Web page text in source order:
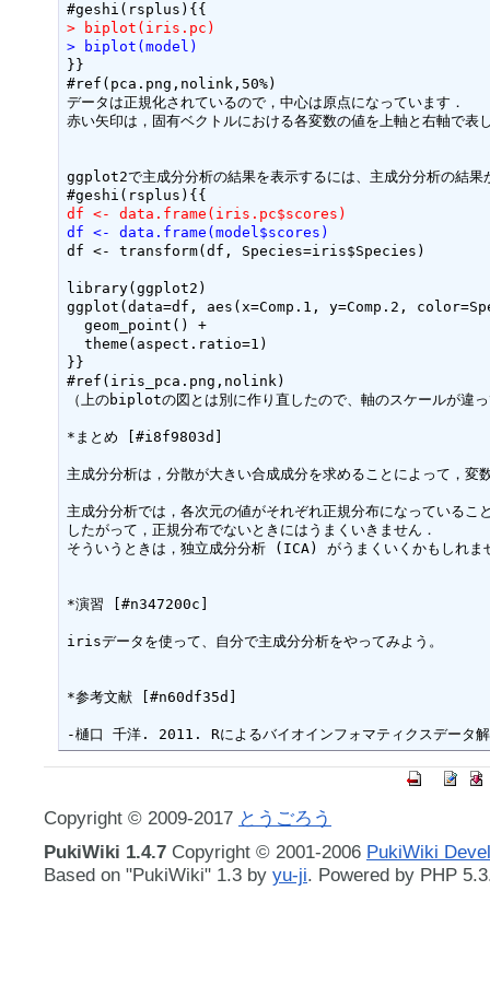
> biplot(iris.pc)
> biplot(model)
}}
#ref(pca.png,nolink,50%)
データは正規化されているので，中心は原点になっています．
赤い矢印は，固有ベクトルにおける各変数の値を上軸と右軸で表
ggplot2で主成分分析の結果を表示するには、主成分分析の結果
df <- data.frame(iris.pc$scores)
df <- data.frame(model$scores)
df <- transform(df, Species=iris$Species)
library(ggplot2)
ggplot(data=df, aes(x=Comp.1, y=Comp.2,
  geom_point() +
  theme(aspect.ratio=1)
}}
#ref(iris_pca.png,nolink)
（上のbiplotの図とは別に作り直したので、軸のスケールが違
*まとめ [#i8f9803d]
主成分分析は，分散が大きい合成成分を求めることによって，変
主成分分析では，各次元の値がそれぞれ正規分布になっている
したがって，正規分布でないときにはうまくいきません．
そういうときは，独立成分分析 (ICA) がうまくいくかもしれま
*演習 [#n347200c]
irisデータを使って、自分で主成分分析をやってみよう。
*参考文献 [#n60df35d]
Copyright © 2009-2017 とうごろう
PukiWiki 1.4.7 Copyright © 2001-2006 PukiWiki
Based on "PukiWiki" 1.3 by yu-ji. Powered by PHP